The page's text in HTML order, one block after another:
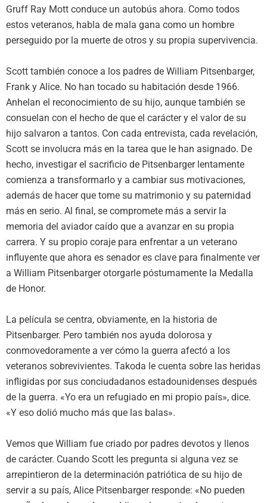
Gruff Ray Mott conduce un autobús ahora. Como todos
estos veteranos, habla de mala gana como un hombre
perseguido por la muerte de otros y su propia supervivencia.
Scott también conoce a los padres de William Pitsenbarger,
Frank y Alice. No han tocado su habitación desde 1966.
Anhelan el reconocimiento de su hijo, aunque también se
consuelan con el hecho de que el carácter y el valor de su
hijo salvaron a tantos. Con cada entrevista, cada revelación,
Scott se involucra más en la tarea que le han asignado. De
hecho, investigar el sacrificio de Pitsenbarger lentamente
comienza a transformarlo y a cambiar sus motivaciones,
además de hacer que tome su matrimonio y su paternidad
más en serio. Al final, se compromete más a servir la
memoria del aviador caído que a avanzar en su propia
carrera. Y su propio coraje para enfrentar a un veterano
influyente que ahora es senador es clave para finalmente ver
a William Pitsenbarger otorgarle póstumamente la Medalla
de Honor.
La película se centra, obviamente, en la historia de
Pitsenbarger. Pero también nos ayuda dolorosa y
conmovedoramente a ver cómo la guerra afectó a los
veteranos sobrevivientes. Takoda le cuenta sobre las heridas
infligidas por sus conciudadanos estadounidenses después
de la guerra. «Yo era un refugiado en mi propio país», dice.
«Y eso dolió mucho más que las balas».
Vemos que William fue criado por padres devotos y llenos
de carácter. Cuando Scott les pregunta si alguna vez se
arrepintieron de la determinación patriótica de su hijo de
servir a su país, Alice Pitsenbarger responde: «No pueden